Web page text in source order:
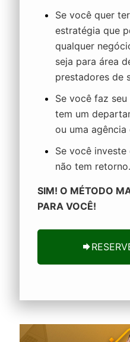
Se você quer
estratégia que
qualquer
seja para área
prestadores de
Se você faz
tem um
ou uma
Se você
não tem
SIM! O MÉTODO
PARA VOCÊ!